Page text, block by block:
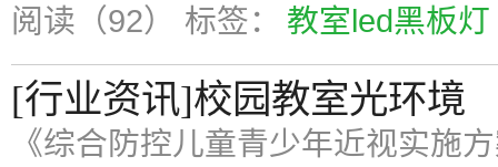
阅读（92） 标签： 教室led黑板灯
[行业资讯]校园教室光环境
《综合防控儿童青少年近视实施